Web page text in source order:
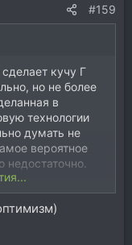
сам собираешь
тут что и где
на просторах и-
#159
кучу Г
но не более
в
технологии
думать не
вероятное
если ии
прописыванию